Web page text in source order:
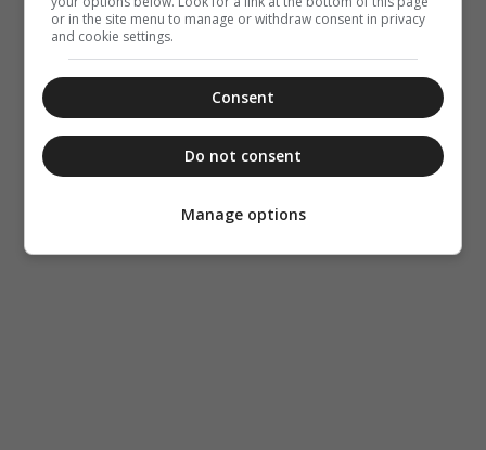
or in the site menu to manage or withdraw consent in privacy
and cookie settings.
Consent
Do not consent
Manage options